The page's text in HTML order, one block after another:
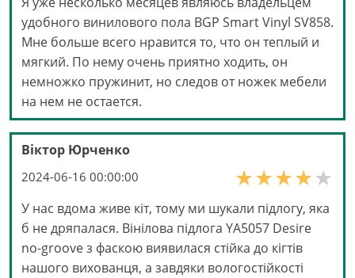
удобного винилового пола BGP Smart Vinyl SV858.
Мне больше всего нравится то, что он теплый и
мягкий. По нему очень приятно ходить, он
немножко пружинит, но следов от ножек мебели
на нем не остается.
Віктор Юрченко
2024-06-16 00:00:00
У нас вдома живе кіт, тому ми шукали підлогу, яка
б не дряпалася. Вінілова підлога YA5057 Desire
no-groove з фаскою виявилася стійка до кігтів
нашого вихованця, а завдяки вологостійкості